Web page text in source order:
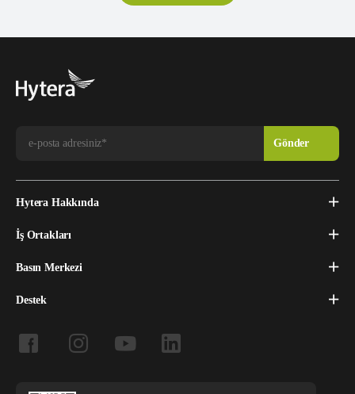
Hytera Hakkında
İş Ortakları
Basın Merkezi
Destek